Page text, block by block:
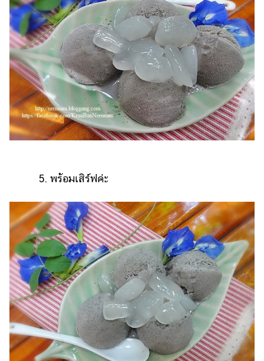
5. พร้อมเสิร์ฟค่ะ